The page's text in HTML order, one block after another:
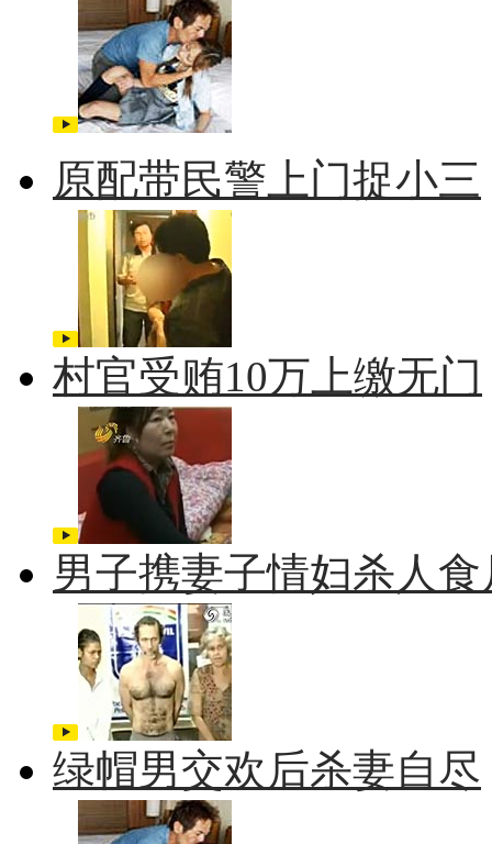
原配带民警上门捉小三
村官受贿10万上缴无门
男子携妻子情妇杀人食
绿帽男交欢后杀妻自尽